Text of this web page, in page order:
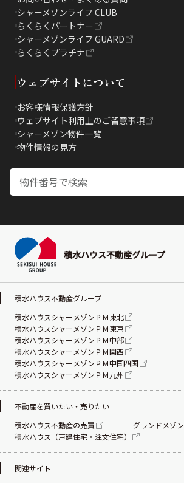
シャーメゾンライフ CLUB
らくらくパートナー
シャーメゾンライフ GUARD
らくらくプラチナ
ウェブサイトについて
お客様情報保護方針
ウェブサイト利用上のご留意事項
シャーメゾン物件一覧
物件情報の見方
積水ハウス不動産グループ
積水ハウス不動産グループ
積水ハウスシャーメゾンＰＭ東北
積水ハウスシャーメゾンＰＭ東京
積水ハウスシャーメゾンＰＭ中部
積水ハウスシャーメゾンＰＭ関西
積水ハウスシャーメゾンＰＭ中国四国
積水ハウスシャーメゾンＰＭ九州
不動産を買いたい・売りたい
積水ハウス不動産の売買
グランドメゾン
積水ハウス（戸建住宅・注文住宅）
関連サイト